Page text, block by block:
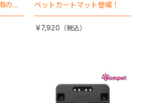
のペ
ペットカートマット登場！
￥7,920